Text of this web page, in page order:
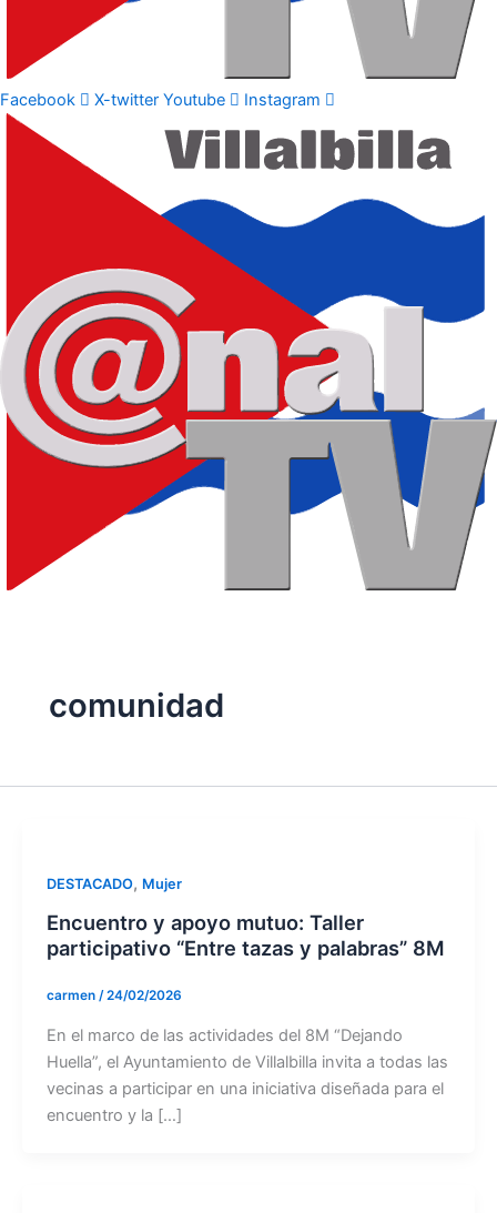
Facebook X-twitter Youtube Instagram
comunidad
DESTACADO, Mujer
Encuentro y apoyo mutuo: Taller
participativo “Entre tazas y palabras” 8M
carmen /24/02/2026
En el marco de las actividades del 8M “Dejando
Huella”, el Ayuntamiento de Villalbilla invita a todas las
vecinas a participar en una iniciativa diseñada para el
encuentro y la […]